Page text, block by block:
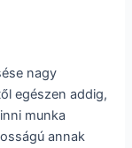
nagy
egészen addig,
munka
annak